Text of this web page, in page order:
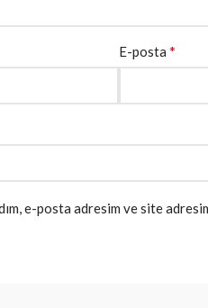
E-posta*
e-posta adresim ve site